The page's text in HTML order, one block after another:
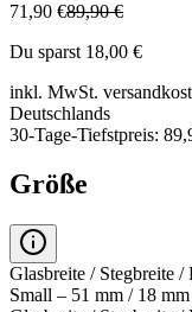
71,90 €89,90 €
Du sparst 18,00 €
inkl. MwSt.
Deutschlands
30-Tage-Tiefstpreis:
Größe
Glasbreite / Stegbreite /
Small – 51 mm / 18